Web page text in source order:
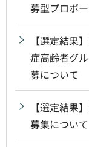
募型プロポ
【選定結果
症高齢者グ
募について
【選定結果
募集について